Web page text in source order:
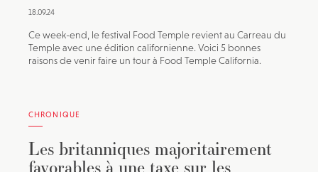
18.09.24
Ce week-end, le festival Food Temple revient au Carreau du
Temple avec une édition californienne. Voici 5 bonnes
raisons de venir faire un tour à Food Temple California.
CHRONIQUE
Les britanniques majoritairement
favorables à une taxe sur les